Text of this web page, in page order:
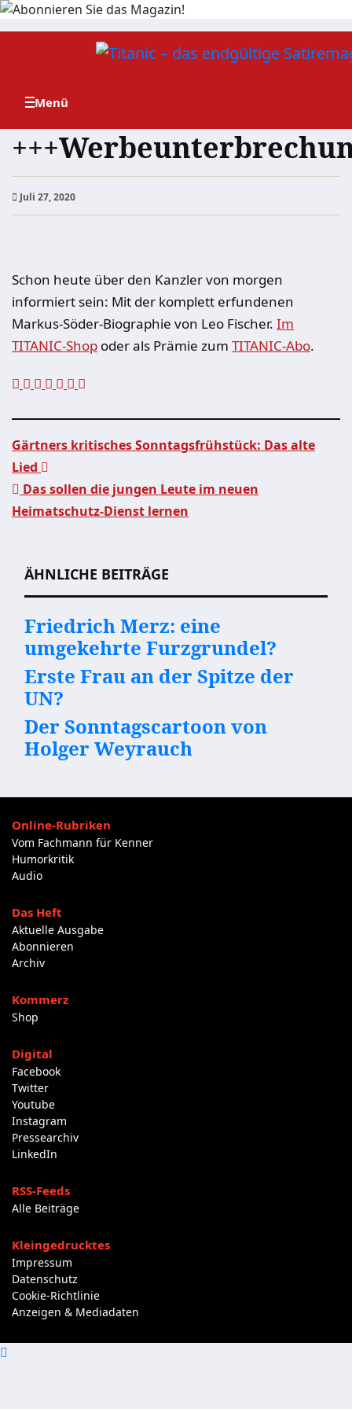
Zum
Juli 27, 2020
Schon heute über den Kanzler von morgen
informiert sein: Mit der komplett erfundenen
Markus-Söder-Biographie von Leo Fischer. Im
TITANIC-Shop oder als Prämie zum TITANIC-Abo.
Beitragsnavigation
Gärtners kritisches Sonntagsfrühstück: Das alte
Lied
Das sollen die jungen Leute im neuen
Heimatschutz-Dienst lernen
ÄHNLICHE BEITRÄGE
Friedrich Merz: eine
umgekehrte Furzgrundel?
Erste Frau an der Spitze der
UN?
Der Sonntagscartoon von
Holger Weyrauch
Online-Rubriken
Vom Fachmann für Kenner
Humorkritik
Audio
Das Heft
Aktuelle Ausgabe
Abonnieren
Archiv
Kommerz
Shop
Digital
Facebook
Twitter
Youtube
Instagram
Pressearchiv
LinkedIn
RSS-Feeds
Alle Beiträge
Kleingedrucktes
Impressum
Datenschutz
Cookie-Richtlinie
Anzeigen & Mediadaten